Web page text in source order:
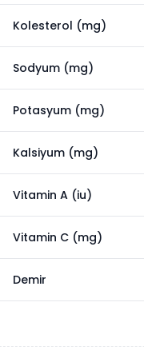
Kolesterol (mg)
Sodyum (mg)
Potasyum (mg)
Kalsiyum (mg)
Vitamin A (iu)
Vitamin C (mg)
Demir